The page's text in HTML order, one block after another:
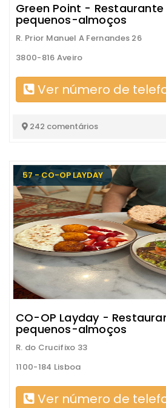
Green Point -
pequenos-almoços
R. Prior Manuel A Fernandes 26
3800-816 Aveiro
Ver número de
242 comentários
57 - CO-OP LAYDAY
CO-OP Layday -
pequenos-almoços
R. do Crucifixo 33
1100-184 Lisboa
Ver número de